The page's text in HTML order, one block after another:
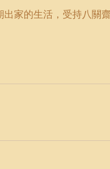
家的生活，受持八關